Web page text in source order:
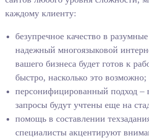
каждому клиенту:
безупречное качество в
надежный многоязыковой
вашего бизнеса будет готов к
быстро, насколько это возможно;
персонифицированный подход –
запросы будут учтены еще на
помощь в составлении
специалисты акцентируют